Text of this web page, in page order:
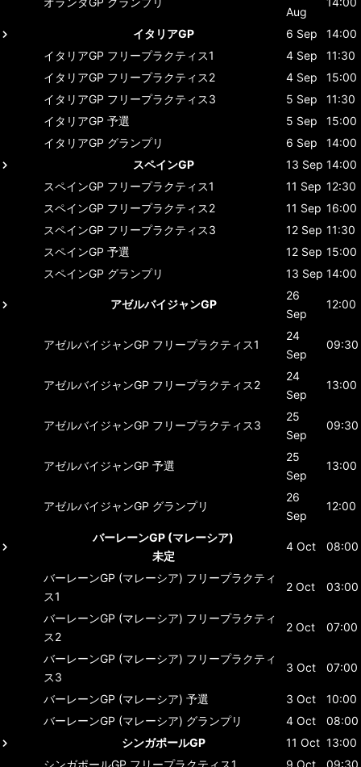
Aug
イタリアGP 6 Sep
14:00
イタリアGP フリープラクティス1 4 Sep
11:30
イタリアGP フリープラクティス2 4 Sep
15:00
イタリアGP フリープラクティス3 5 Sep
11:30
イタリアGP 予選 5 Sep
15:00
イタリアGP グランプリ 6 Sep
14:00
スペインGP
13 Sep 14:00
スペインGP フリープラクティス1 11 Sep 12:30
スペインGP フリープラクティス2 11 Sep 16:00
スペインGP フリープラクティス3 12 Sep 11:30
スペインGP 予選 12 Sep 15:00
スペインGP グランプリ 13 Sep 14:00
アゼルバイジャンGP
26
Sep
12:00
アゼルバイジャンGP フリープラクティス1
24
Sep
09:30
アゼルバイジャンGP フリープラクティス2
24
Sep
13:00
アゼルバイジャンGP フリープラクティス3
25
Sep
09:30
アゼルバイジャンGP 予選
25
Sep
13:00
アゼルバイジャンGP グランプリ
26
Sep
12:00
バーレーンGP (マレーシア)
未定
4 Oct 08:00
バーレーンGP (マレーシア) フリープラクティ
ス1
2 Oct 03:00
バーレーンGP (マレーシア) フリープラクティ
ス2
2 Oct 07:00
バーレーンGP (マレーシア) フリープラクティ
ス3
3 Oct 07:00
バーレーンGP (マレーシア) 予選 3 Oct
10:00
バーレーンGP (マレーシア) グランプリ 4 Oct
08:00
シンガポールGP
11 Oct 13:00
シンガポールGP フリープラクティス1 9 Oct
09:30